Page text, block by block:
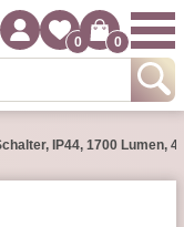
0 0
IP44, 1700 Lumen,